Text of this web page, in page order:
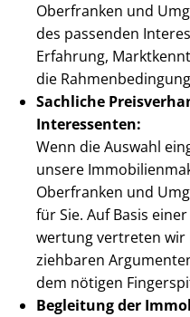
Oberfranken und
des passenden
Erfahrung,
die
Sachliche
Interessenten:
Wenn die Auswahl
unsere
Oberfranken und
für Sie. Auf Basis
wer­tung vertreten
zieh­ba­ren
dem nötigen
Begleitung der